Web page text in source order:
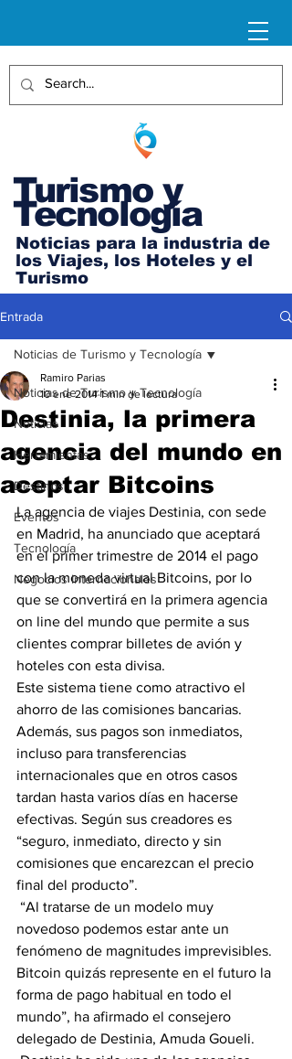
Turismo y
Tecnología
Noticias para la industria de
los Viajes, los Hoteles y el
Turismo
Entrada
Noticias de Turismo y Tecnología
Noticias
Herramientas
Destinos
Eventos
Tecnología
Negocios Internacionales
Noticias de Turismo y Tecnología
Destinia, la primera
agencia del mundo en
aceptar Bitcoins
Ramiro Parias
10 ene 2014 1 min de lectura
La agencia de viajes Destinia, con sede
en Madrid, ha anunciado que aceptará
en el primer trimestre de 2014 el pago
con la moneda virtual Bitcoins, por lo
que se convertirá en la primera agencia
on line del mundo que permite a sus
clientes comprar billetes de avión y
hoteles con esta divisa.
Este sistema tiene como atractivo el
ahorro de las comisiones bancarias.
Además, sus pagos son inmediatos,
incluso para transferencias
internacionales que en otros casos
tardan hasta varios días en hacerse
efectivas. Según sus creadores es
“seguro, inmediato, directo y sin
comisiones que encarezcan el precio
final del producto”.
novedoso podemos estar ante un
fenómeno de magnitudes imprevisibles.
Bitcoin quizás represente en el futuro la
forma de pago habitual en todo el
mundo”, ha afirmado el consejero
delegado de Destinia, Amuda Goueli.